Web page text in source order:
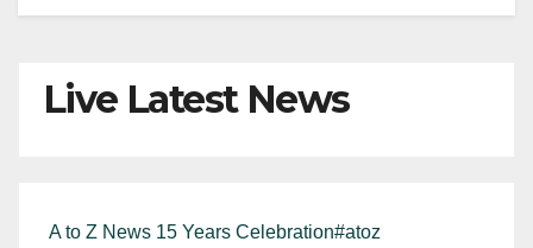
Live Latest News
A to Z News 15 Years Celebration#atoz